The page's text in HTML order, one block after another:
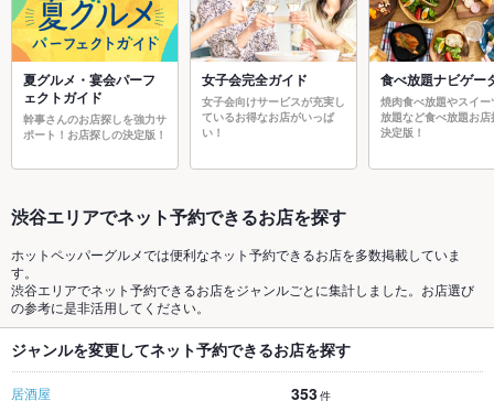
夏グルメ・宴会パーフ
ェクトガイド
幹事さんのお店探しを強力サ
ポート！お店探しの決定版！
女子会完全ガイド
女子会向けサービスが充実し
ているお得なお店がいっぱ
い！
食べ放題ナビゲー
焼肉食べ放題やスイー
放題など食べ放題お店
決定版！
渋谷エリアでネット予約できるお店を探す
ホットペッパーグルメでは便利なネット予約できるお店を多数掲載していま
す。
渋谷エリアでネット予約できるお店をジャンルごとに集計しました。お店選び
の参考に是非活用してください。
ジャンルを変更してネット予約できるお店を探す
居酒屋 353件